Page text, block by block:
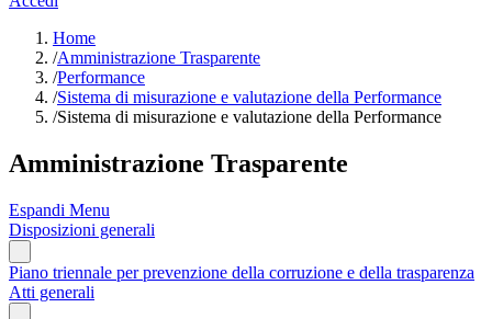
Home
/Amministrazione Trasparente
/Performance
/Sistema di misurazione e valutazione della Performance
/Sistema di misurazione e valutazione della Performance
Amministrazione Trasparente
Espandi Menu
Disposizioni generali
Piano triennale per prevenzione della corruzione e della trasparenza
Atti generali